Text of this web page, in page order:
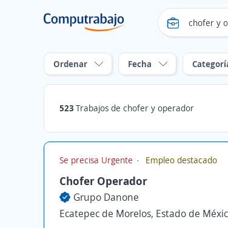
Ordenar Fecha
523 Trabajos de chofer y operador
Se precisa Urgente Empleo destacado
Chofer Operador
Grupo Danone
Ecatepec de Morelos, Estado de